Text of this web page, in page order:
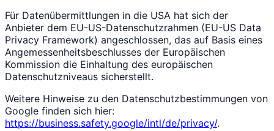
Für Datenübermittlungen in die USA hat sich der
Anbieter dem EU-US-Datenschutzrahmen (EU-US Data
Privacy Framework) angeschlossen, das auf Basis eines
Angemessenheitsbeschlusses der Europäischen
Kommission die Einhaltung des europäischen
Datenschutzniveaus sicherstellt.
Weitere Hinweise zu den Datenschutzbestimmungen von
Google finden sich hier:
https://business.safety.google/intl/de/privacy/.